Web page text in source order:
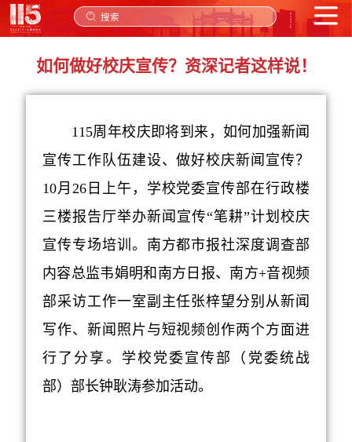
搜索
如何做好校庆宣传？资深记者这样说！
115周年校庆即将到来，如何加强新闻
宣传工作队伍建设、做好校庆新闻宣传？
10月 26日上午， 学校党委宣传部在行政楼
三楼报告厅举办新闻宣传“笔耕”计划校庆
宣传专场培训。南方都市报社深度调查部
内容总监韦娟明和南方日报、南方+音视频
部采访工作一室副主任张梓望分别从新闻
写作、新闻照片与短视频创作两个方面进
行了分享。学校 党委宣传部（ 党委统战
部）部长钟耿涛参加活动。